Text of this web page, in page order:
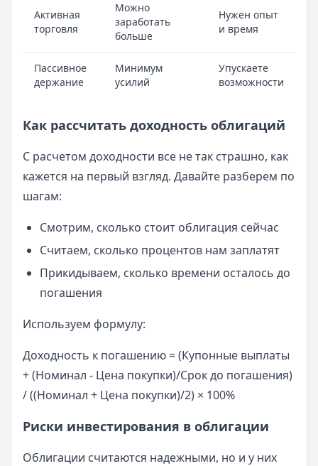
Активная
торговля
Можно
заработать
больше
Нужен опыт
и время
Пассивное
держание
Минимум
усилий
Упускаете
возможности
Как рассчитать доходность облигаций
С расчетом доходности все не так страшно, как
кажется на первый взгляд. Давайте разберем по
шагам:
Смотрим, сколько стоит облигация сейчас
Считаем, сколько процентов нам заплатят
Прикидываем, сколько времени осталось до
погашения
Используем формулу:
Доходность к погашению = (Купонные выплаты
+ (Номинал - Цена покупки)/Срок до погашения)
/ ((Номинал + Цена покупки)/2) × 100%
Риски инвестирования в облигации
Облигации считаются надежными, но и у них